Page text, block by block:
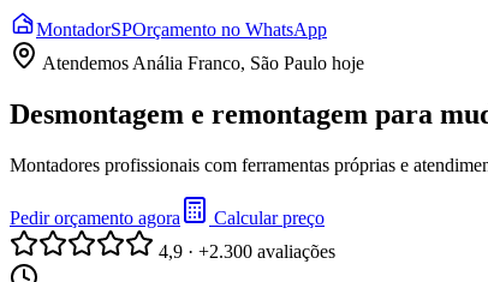
MontadorSPOrçamento no WhatsApp
Atendemos Anália Franco, São Paulo hoje
Desmontagem e remontagem para
Montadores profissionais com ferramentas próprias e
Pedir orçamento agora
Calcular preço
4,9 · +2.300 avaliações